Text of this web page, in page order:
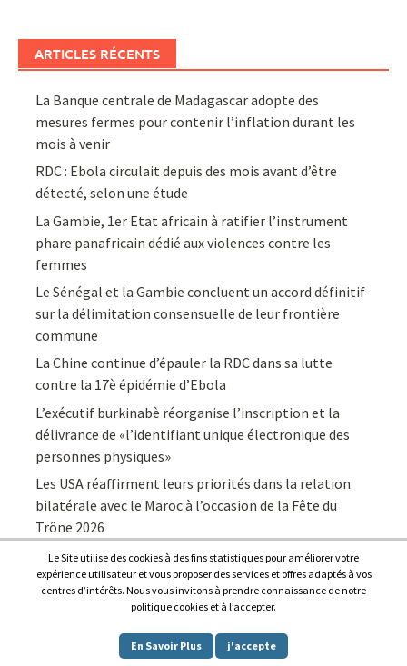
ARTICLES RÉCENTS
La Banque centrale de Madagascar adopte des
mesures fermes pour contenir l’inflation durant les
mois à venir
RDC : Ebola circulait depuis des mois avant d’être
détecté, selon une étude
La Gambie, 1er Etat africain à ratifier l’instrument
phare panafricain dédié aux violences contre les
femmes
Le Sénégal et la Gambie concluent un accord définitif
sur la délimitation consensuelle de leur frontière
commune
La Chine continue d’épauler la RDC dans sa lutte
contre la 17è épidémie d’Ebola
L’exécutif burkinabè réorganise l’inscription et la
délivrance de «l’identifiant unique électronique des
personnes physiques»
Les USA réaffirment leurs priorités dans la relation
bilatérale avec le Maroc à l’occasion de la Fête du
Trône 2026
Afrique7, l’info du continent en continu
Proudly powered by WordPress.| Theme: Awaken by
Le Site utilise des cookies à des fins statistiques pour améliorer votre
expérience utilisateur et vous proposer des services et offres adaptés à vos
centres d’intérêts. Nous vous invitons à prendre connaissance de notre
politique cookies et à l’accepter.
En Savoir Plus j'accepte